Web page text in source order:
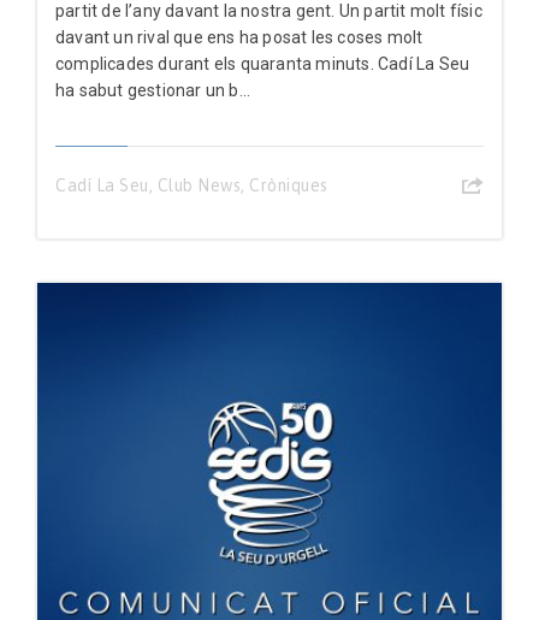
partit de l’any davant la nostra gent. Un partit molt físic
davant un rival que ens ha posat les coses molt
complicades durant els quaranta minuts. Cadí La Seu
ha sabut gestionar un b...
Cadí La Seu, Club News, Cròniques